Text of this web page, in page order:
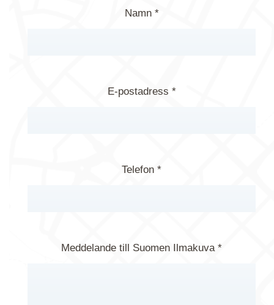
Namn *
E-postadress *
Telefon *
Meddelande till Suomen Ilmakuva *